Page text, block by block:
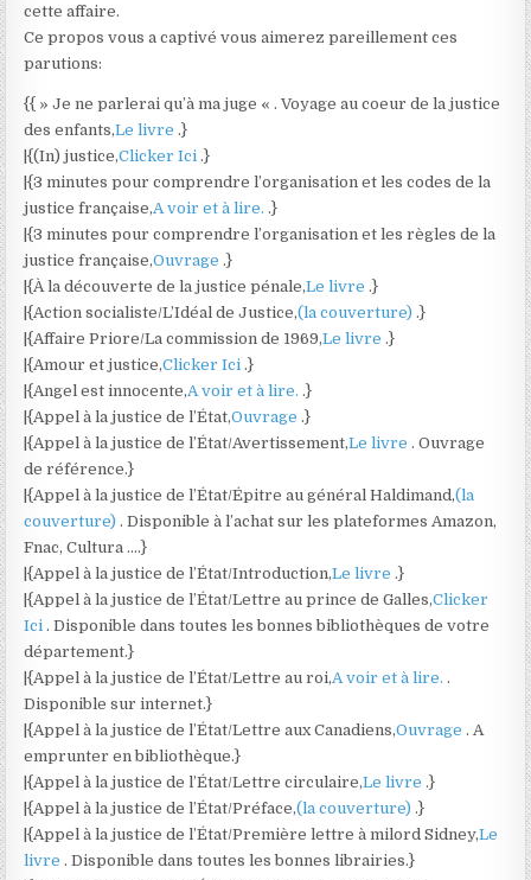
cette affaire.
Ce propos vous a captivé vous aimerez pareillement ces
parutions:
{{ » Je ne parlerai qu’à ma juge « . Voyage au coeur de la justice
des enfants,Le livre .}
|{(In) justice,Clicker Ici .}
|{3 minutes pour comprendre l’organisation et les codes de la
justice française,A voir et à lire. .}
|{3 minutes pour comprendre l’organisation et les règles de la
justice française,Ouvrage .}
|{À la découverte de la justice pénale,Le livre .}
|{Action socialiste/L’Idéal de Justice,(la couverture) .}
|{Affaire Priore/La commission de 1969,Le livre .}
|{Amour et justice,Clicker Ici .}
|{Angel est innocente,A voir et à lire. .}
|{Appel à la justice de l’État,Ouvrage .}
|{Appel à la justice de l’État/Avertissement,Le livre . Ouvrage
de référence.}
|{Appel à la justice de l’État/Épitre au général Haldimand,(la
couverture) . Disponible à l’achat sur les plateformes Amazon,
Fnac, Cultura ….}
|{Appel à la justice de l’État/Introduction,Le livre .}
|{Appel à la justice de l’État/Lettre au prince de Galles,Clicker
Ici . Disponible dans toutes les bonnes bibliothèques de votre
département.}
|{Appel à la justice de l’État/Lettre au roi,A voir et à lire. .
Disponible sur internet.}
|{Appel à la justice de l’État/Lettre aux Canadiens,Ouvrage . A
emprunter en bibliothèque.}
|{Appel à la justice de l’État/Lettre circulaire,Le livre .}
|{Appel à la justice de l’État/Préface,(la couverture) .}
|{Appel à la justice de l’État/Première lettre à milord Sidney,Le
livre . Disponible dans toutes les bonnes librairies.}